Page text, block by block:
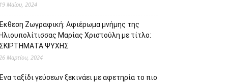
19 Μαΐου, 2024
Ζωγραφική: Αφιέρωμα μνήμης της
Ηλιουπολίτισσας Μαρίας Χριστούλη με τίτλο:
ΣΚΙΡΤΗΜΑΤΑ ΨΥΧΗΣ
Μαρτίου, 2024
ταξίδι γεύσεων ξεκινάει με αφετηρία το πιο